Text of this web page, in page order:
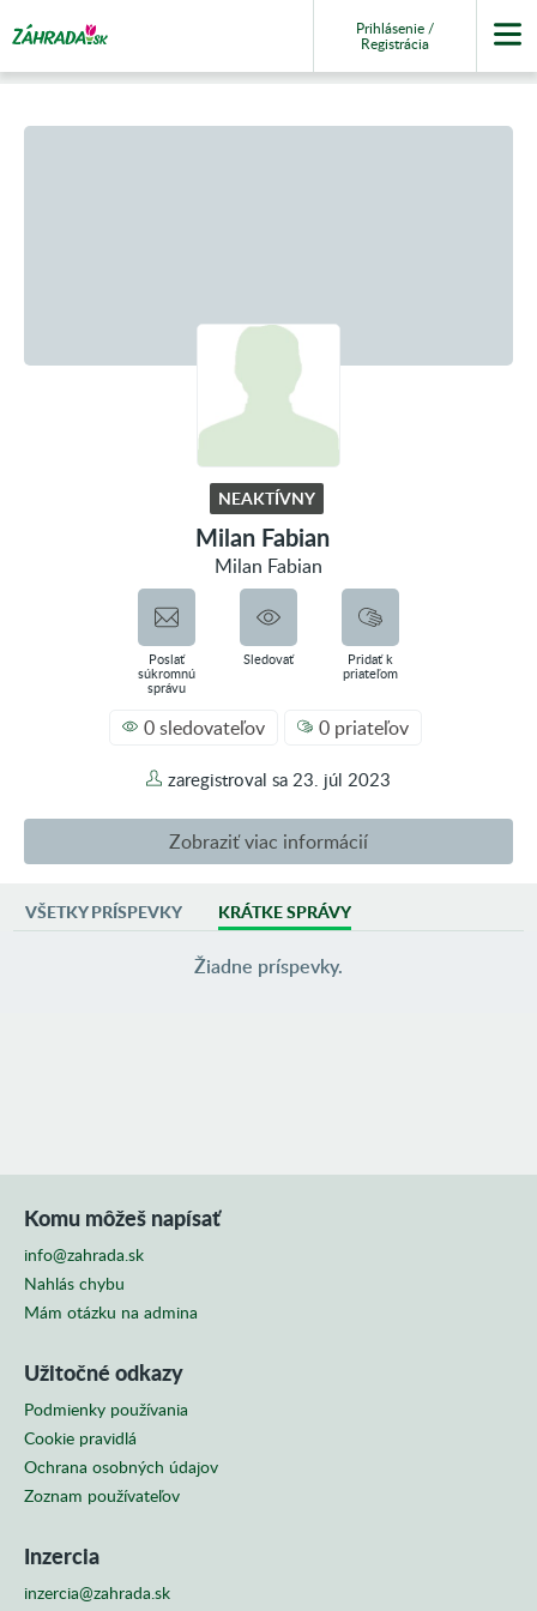
Prihlásenie /
Registrácia
NEAKTÍVNY
Milan Fabian
Milan Fabian
Poslať
súkromnú
správu
Sledovať
Pridať k
priateľom
0 sledovateľov 0 priateľov
zaregistroval sa 23. júl 2023
Zobraziť viac informácií
AKTIVITA
0 príspevkov vo fotoblogoch
VŠETKY PRÍSPEVKY KRÁTKE SPRÁVY
Žiadne príspevky.
Komu môžeš napísať
info@zahrada.sk
Nahlás chybu
Mám otázku na admina
Užitočné odkazy
Podmienky používania
Cookie pravidlá
Ochrana osobných údajov
Zoznam používateľov
Inzercia
inzercia@zahrada.sk